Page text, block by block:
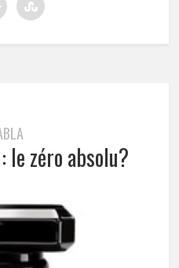
le zéro absolu?